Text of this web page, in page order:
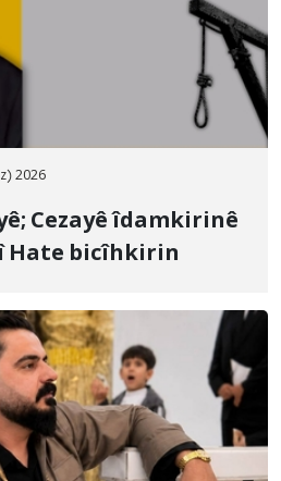
2026
Cezayê îdamkirinê
Hate bicîhkirin